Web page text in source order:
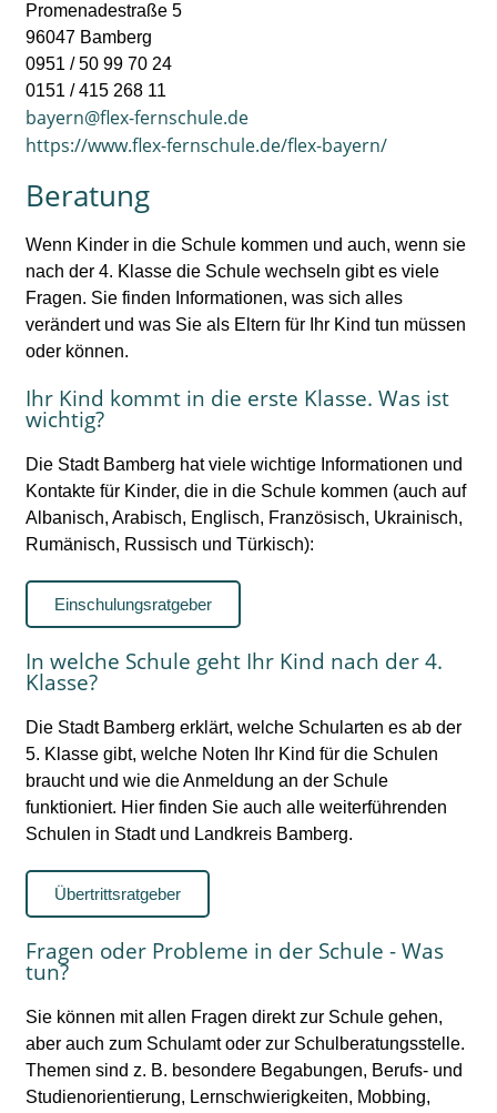
Promenadestraße 5
96047 Bamberg
0951 / 50 99 70 24
0151 / 415 268 11
bayern@flex-fernschule.de
https://www.flex-fernschule.de/flex-bayern/
Beratung
Wenn Kinder in die Schule kommen und auch, wenn sie
nach der 4. Klasse die Schule wechseln gibt es viele
Fragen. Sie finden Informationen, was sich alles
verändert und was Sie als Eltern für Ihr Kind tun müssen
oder können.
Ihr Kind kommt in die erste Klasse. Was ist
wichtig?
Die Stadt Bamberg hat viele wichtige Informationen und
Kontakte für Kinder, die in die Schule kommen (auch auf
Albanisch, Arabisch, Englisch, Französisch, Ukrainisch,
Rumänisch, Russisch und Türkisch):
Einschulungsratgeber
In welche Schule geht Ihr Kind nach der 4.
Klasse?
Die Stadt Bamberg erklärt, welche Schularten es ab der
5. Klasse gibt, welche Noten Ihr Kind für die Schulen
braucht und wie die Anmeldung an der Schule
funktioniert. Hier finden Sie auch alle weiterführenden
Schulen in Stadt und Landkreis Bamberg.
Übertrittsratgeber
Fragen oder Probleme in der Schule - Was
tun?
Sie können mit allen Fragen direkt zur Schule gehen,
aber auch zum Schulamt oder zur Schulberatungsstelle.
Themen sind z. B. besondere Begabungen, Berufs- und
Studienorientierung, Lernschwierigkeiten, Mobbing,